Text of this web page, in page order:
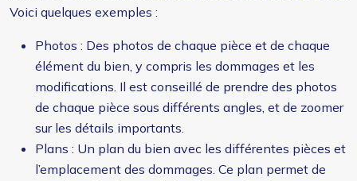
Voici quelques exemples :
Photos : Des photos de chaque pièce et de chaque
élément du bien, y compris les dommages et les
modifications. Il est conseillé de prendre des photos
de chaque pièce sous différents angles, et de zoomer
sur les détails importants.
Plans : Un plan du bien avec les différentes pièces et
l’emplacement des dommages. Ce plan permet de